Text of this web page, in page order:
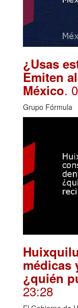
¿Usas
Emiten
México.
Grupo Fórmula
médicas
¿quién
23:28